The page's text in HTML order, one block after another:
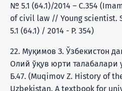
№ 5.1 (64.1)/2014 – С.354
of civil law // Young scientist.
5.1 (64.1) / 2014 - P. 354)
22. Муқимов З. Ўзбекистон
Олий ўқув юрти талабалари
Б.47. (Muqimov Z. History of
Uzbekistan. A textbook for